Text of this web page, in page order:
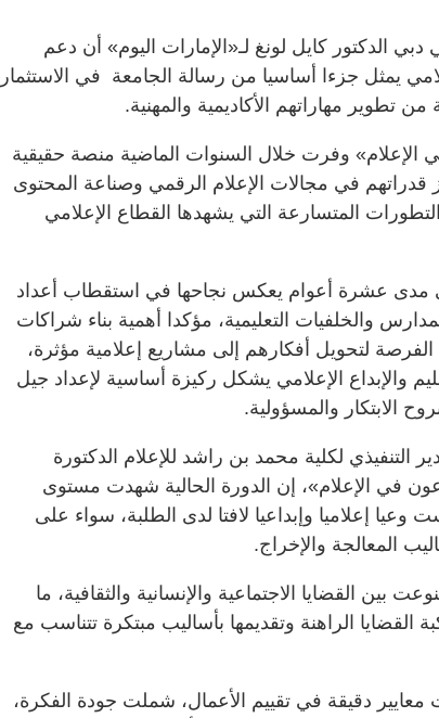
الدكتور كايل لونغ لـ«الإمارات اليوم» أن دعم
يمثل جزءا أساسيا من رسالة الجامعة في الاستثمار
من تطوير مهاراتهم الأكاديمية والمهنية.
الإعلام» وفرت خلال السنوات الماضية منصة حقيقية
قدراتهم في مجالات الإعلام الرقمي وصناعة المحتوى
المتسارعة التي يشهدها القطاع الإعلامي
مدى عشرة أعوام يعكس نجاحها في استقطاب أعداد
والخلفيات التعليمية، مؤكدا أهمية بناء شراكات
لتحويل أفكارهم إلى مشاريع إعلامية مؤثرة،
والإبداع الإعلامي يشكل ركيزة أساسية لإعداد جيل
الابتكار والمسؤولية.
التنفيذي لكلية محمد بن راشد للإعلام الدكتورة
في الإعلام»، إن الدورة الحالية شهدت مستوى
إعلاميا وإبداعيا لافتا لدى الطلبة، سواء على
المعالجة والإخراج.
بين القضايا الاجتماعية والإنسانية والثقافية، ما
القضايا الراهنة وتقديمها بأساليب مبتكرة تتناسب مع
دقيقة في تقييم الأعمال، شملت جودة الفكرة،